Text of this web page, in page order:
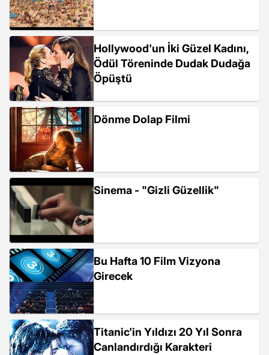
Hollywood'un İki Güzel Kadını,
Ödül Töreninde Dudak Dudağa
Öpüştü
Dönme Dolap Filmi
Sinema - "Gizli Güzellik"
Bu Hafta 10 Film Vizyona
Girecek
Titanic'in Yıldızı 20 Yıl Sonra
Canlandırdığı Karakteri